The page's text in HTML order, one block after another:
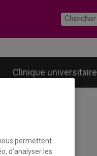
Clinique universitaire
permettent
d’analyser les